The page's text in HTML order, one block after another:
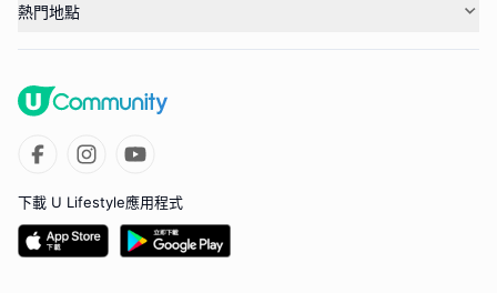
熱門地點
下載 U Lifestyle應用程式